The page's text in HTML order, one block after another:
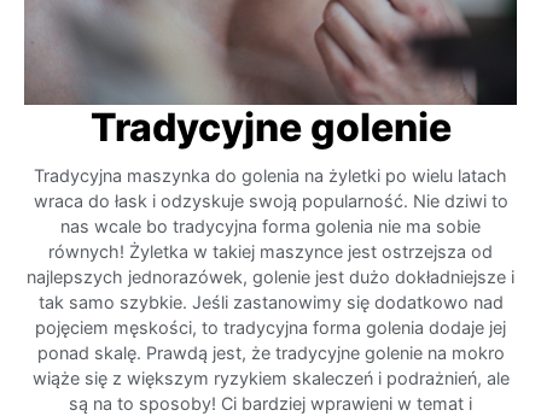
Tradycyjne golenie
Tradycyjna maszynka do golenia na żyletki po wielu latach
wraca do łask i odzyskuje swoją popularność. Nie dziwi to
nas wcale bo tradycyjna forma golenia nie ma sobie
równych! Żyletka w takiej maszynce jest ostrzejsza od
najlepszych jednorazówek, golenie jest dużo dokładniejsze i
tak samo szybkie. Jeśli zastanowimy się dodatkowo nad
pojęciem męskości, to tradycyjna forma golenia dodaje jej
ponad skalę. Prawdą jest, że tradycyjne golenie na mokro
wiąże się z większym ryzykiem skaleczeń i podrażnień, ale
są na to sposoby! Ci bardziej wprawieni w temat i